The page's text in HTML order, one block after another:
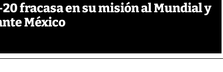
fracasa en su misión al Mundial y
México